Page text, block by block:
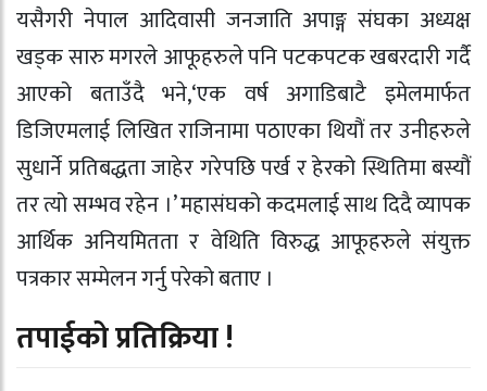
यसैगरी नेपाल आदिवासी जनजाति अपाङ्ग संघका अध्यक्ष
खड्क सारु मगरले आफूहरुले पनि पटकपटक खबरदारी गर्दै
आएको बताउँदै भने,‘एक वर्ष अगाडिबाटै इमेलमार्फत
डिजिएमलाई लिखित राजिनामा पठाएका थियौं तर उनीहरुले
सुधार्ने प्रतिबद्धता जाहेर गरेपछि पर्ख र हेरको स्थितिमा बस्यौं
तर त्यो सम्भव रहेन ।’ महासंघको कदमलाई साथ दिदै व्यापक
आर्थिक अनियमितता र वेथिति विरुद्ध आफूहरुले संयुक्त
पत्रकार सम्मेलन गर्नु परेको बताए ।
तपाईको प्रतिक्रिया !